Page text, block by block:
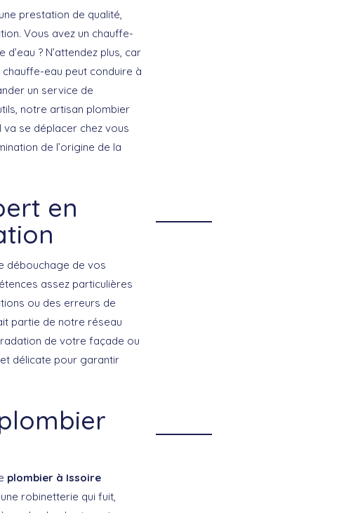
prestation de qualité,
Vous avez un chauffe-
? N’attendez plus, car
chauffe-eau peut conduire à
un service de
notre artisan plombier
se déplacer chez vous
de l’origine de la
en
débouchage de vos
assez particulières
ou des erreurs de
partie de notre réseau
de votre façade ou
délicate pour garantir
plombier à Issoire
robinetterie qui fuit,